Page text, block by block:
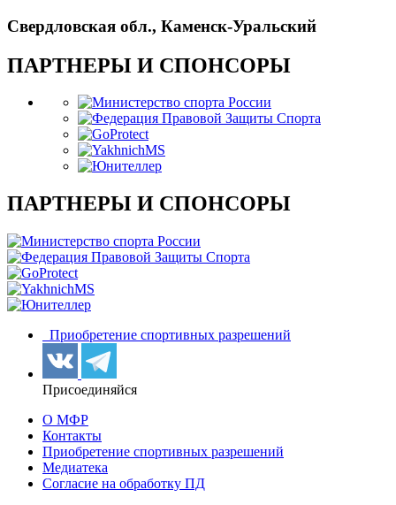
Свердловская обл., Каменск-Уральский
ПАРТНЕРЫ И СПОНСОРЫ
ПАРТНЕРЫ И СПОНСОРЫ
Приобретение спортивных разрешений
Присоединяйся
О МФР
Контакты
Приобретение спортивных разрешений
Медиатека
Согласие на обработку ПД